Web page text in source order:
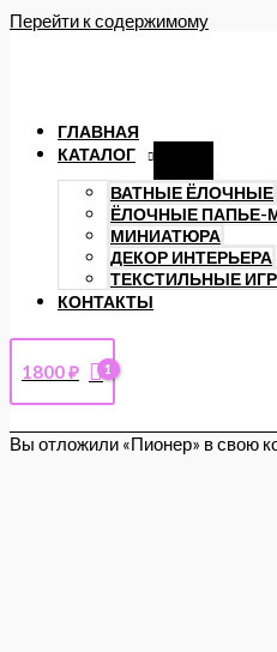
Перейти к содержимому
ГЛАВНАЯ
КАТАЛОГ
ВАТНЫЕ ЁЛОЧНЫЕ
ЁЛОЧНЫЕ ПАПЬЕ-
МИНИАТЮРА
ДЕКОР ИНТЕРЬЕРА
ТЕКСТИЛЬНЫЕ
КОНТАКТЫ
1800₽
Вы отложили «Пионер» в свою